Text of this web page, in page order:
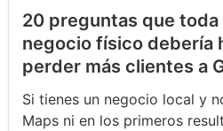
20 preguntas que
negocio físico debería
perder más clientes a
Si tienes un negocio local y
Maps ni en los primeros